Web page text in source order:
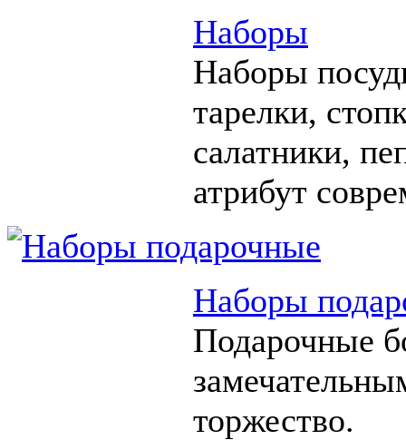
Наборы
Наборы
тарелки,
салатники,
атрибут
Наборы
Подарочные
торжество.